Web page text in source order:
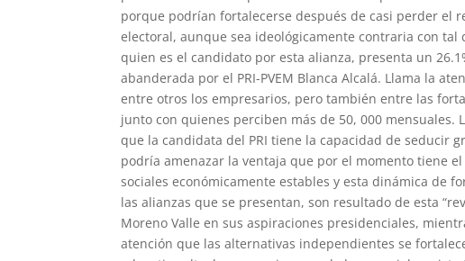
porque podrían fortalecerse después de casi perder el
electoral, aunque sea ideológicamente contraria con tal
quien es el candidato por esta alianza, presenta un
abanderada por el PRI-PVEM Blanca Alcalá. Llama la
entre otros los empresarios, pero también entre las
junto con quienes perciben más de 50, 000 mensuales.
que la candidata del PRI tiene la capacidad de seducir
podría amenazar la ventaja que por el momento tiene
sociales económicamente estables y esta dinámica de
las alianzas que se presentan, son resultado de esta
Moreno Valle en sus aspiraciones presidenciales,
atención que las alternativas independientes se